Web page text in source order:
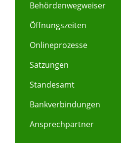
Behördenwegweiser
Öffnungszeiten
Onlineprozesse
Satzungen
Standesamt
Bankverbindungen
Ansprechpartner